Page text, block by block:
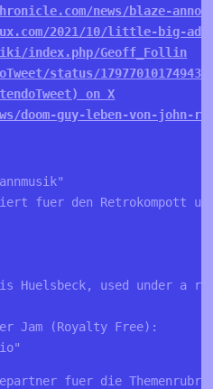
news/blaze-
2021/10/little-big-
index.php/Geoff_Follin
status/
on X
doom-guy-leben-von-john-
fuer den Retrokompott
Huelsbeck, used under
Jam (Royalty Free):
fuer die